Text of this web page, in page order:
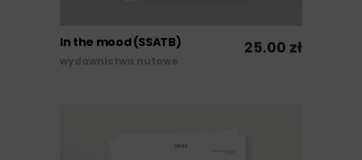
DODAJ DO KOSZYKA
In the mood (SSATB) 25.00 zł
wydawnictwa nutowe